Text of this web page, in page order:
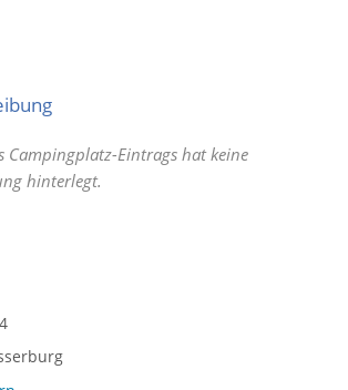
Campingplatz-Eintrags hat keine
hinterlegt.